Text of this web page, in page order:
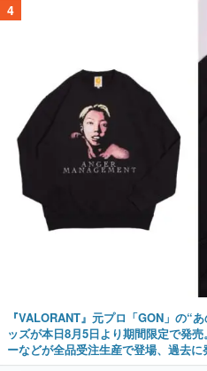
4
『VALORANT』元プロ「GON」の“
ッズが本日8月5日より期間限定で発
ーなどが全品受注生産で登場、過去